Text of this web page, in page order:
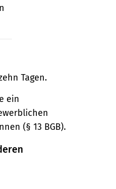
Tagen.
ein
(§ 13 BGB).